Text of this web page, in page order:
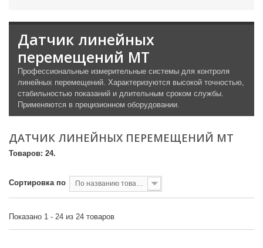
Датчик линейных
перемещений MT
Профессиональные измерительные системы для контроля
линейных перемещений. Характеризуются высокой точностью,
стабильностью показаний и длительным сроком службы.
Применяются в прецизионном оборудовании.
ДАТЧИК ЛИНЕЙНЫХ ПЕРЕМЕЩЕНИЙ MT
Товаров: 24.
Сортировка по По названию товара, от А до Я
Показано 1 - 24 из 24 товаров